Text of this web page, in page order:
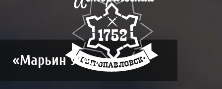
«Марьин Утес»